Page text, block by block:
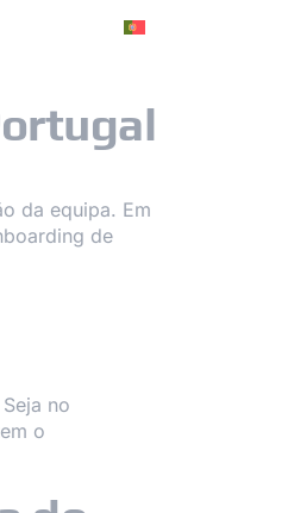
da equipa. Em
de
no
o